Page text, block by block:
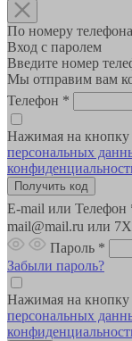
По номеру телефона
Вход с паролем
Введите номер
Мы отправим вам
Телефон *
Нажимая на
персональных
E-mail или Телефон
mail@mail.ru или
Пароль *
Забыли пароль?
Нажимая на
персональных